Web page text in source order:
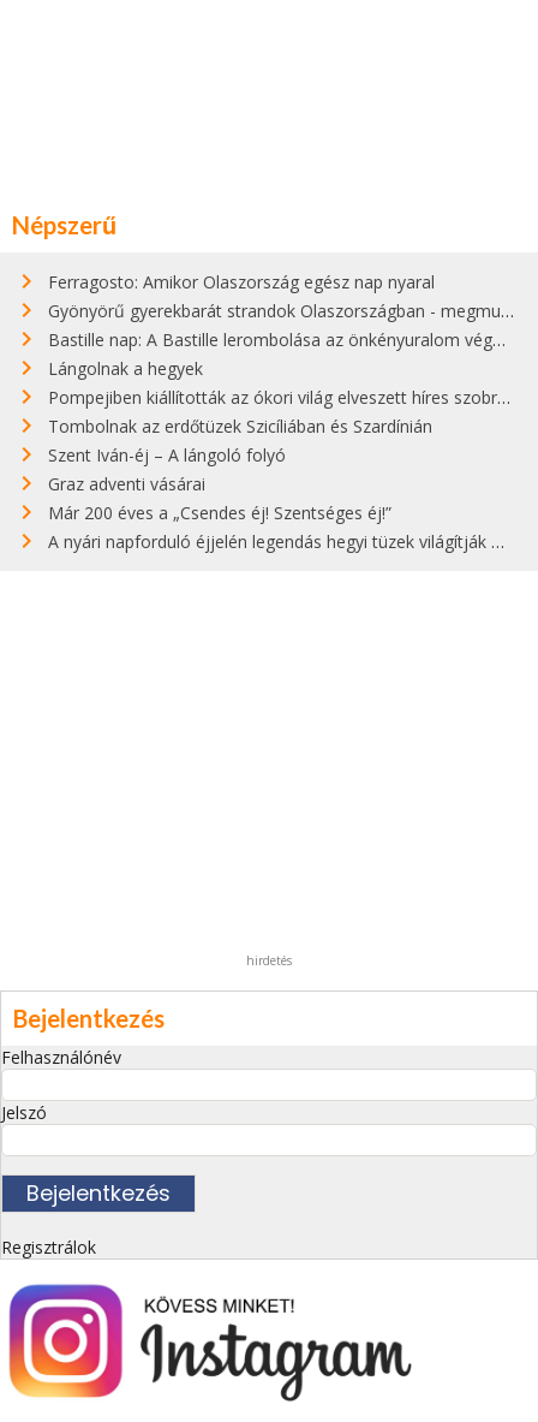
Népszerű
Ferragosto: Amikor Olaszország egész nap nyaral
Gyönyörű gyerekbarát strandok Olaszországban - megmutatjuk a 15 legjobbat
Bastille nap: A Bastille lerombolása az önkényuralom végét jelentette
Lángolnak a hegyek
Pompejiben kiállították az ókori világ elveszett híres szobrának másolatát
Tombolnak az erdőtüzek Szicíliában és Szardínián
Szent Iván-éj – A lángoló folyó
Graz adventi vásárai
Már 200 éves a „Csendes éj! Szentséges éj!”
A nyári napforduló éjjelén legendás hegyi tüzek világítják meg Zugspitzét
hirdetés
Bejelentkezés
Felhasználónév
Jelszó
Regisztrálok